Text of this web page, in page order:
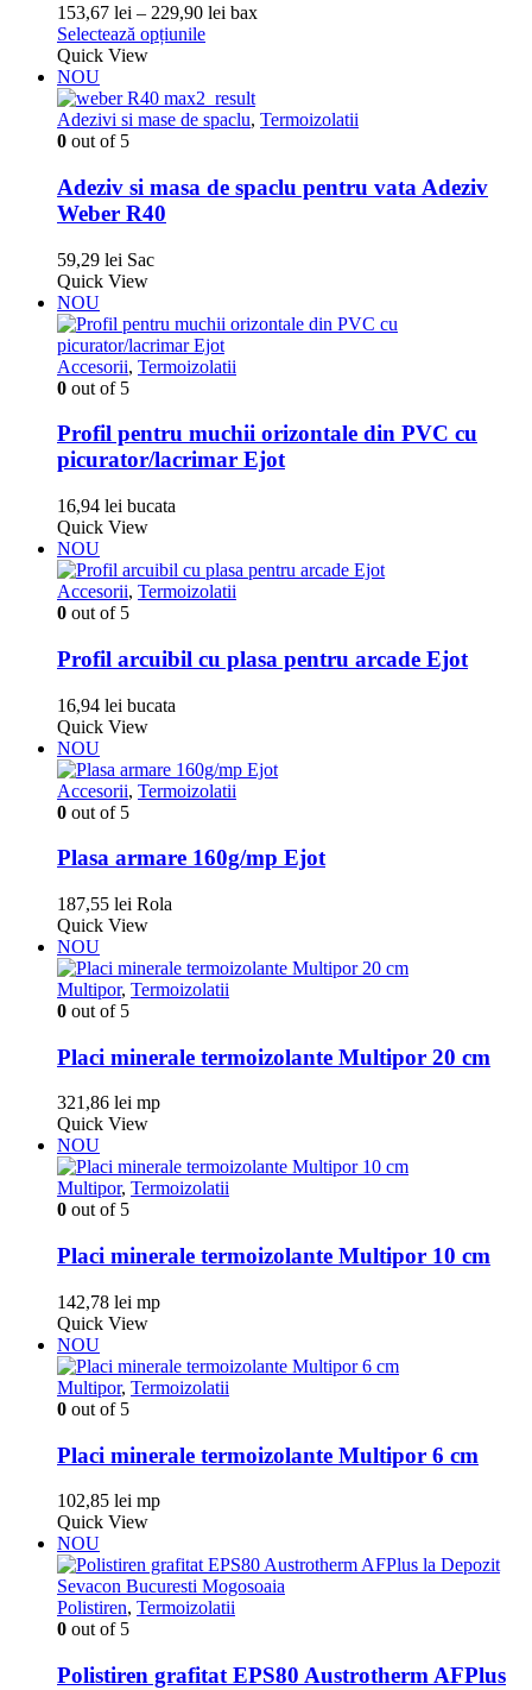
153,67 lei – 229,90 lei Interval
până
la
bax
Selectează opțiunileAcest
mai
multe
pot
fi
Quick View
NOU
Adezivi si mase de spaclu, Termoizolatii
0 out of 5
Adeziv si masa de spaclu pentru vata Adeziv
Weber R40
59,29 lei Sac
Quick View
NOU
Accesorii, Termoizolatii
0 out of 5
Profil pentru muchii orizontale din PVC cu
picurator/lacrimar Ejot
16,94 lei bucata
Quick View
NOU
Accesorii, Termoizolatii
0 out of 5
Profil arcuibil cu plasa pentru arcade Ejot
16,94 lei bucata
Quick View
NOU
Accesorii, Termoizolatii
0 out of 5
Plasa armare 160g/mp Ejot
187,55 lei Rola
Quick View
NOU
Multipor, Termoizolatii
0 out of 5
Placi minerale termoizolante Multipor 20 cm
321,86 lei mp
Quick View
NOU
Multipor, Termoizolatii
0 out of 5
Placi minerale termoizolante Multipor 10 cm
142,78 lei mp
Quick View
NOU
Multipor, Termoizolatii
0 out of 5
Placi minerale termoizolante Multipor 6 cm
102,85 lei mp
Quick View
NOU
Polistiren, Termoizolatii
0 out of 5
Polistiren grafitat EPS80 Austrotherm AFPlus